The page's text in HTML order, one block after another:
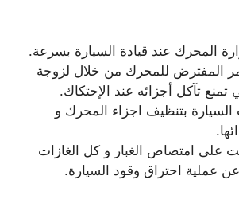
المحرك عند قيادة السيارة بسرعة.
المفترض للمحرك من خلال لزوجة
تمنع تآكل أجزائه عند الإحتكاك.
بتنظيف اجزاء المحرك و
على امتصاص الغبار و كل الغازات
عن عملية احتراق وقود السيارة.